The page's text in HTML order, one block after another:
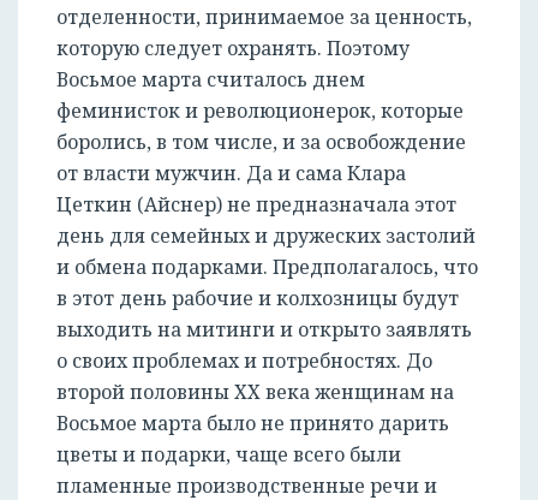
отделенности, принимаемое за ценность,
которую следует охранять. Поэтому
Восьмое марта считалось днем
феминисток и революционерок, которые
боролись, в том числе, и за освобождение
от власти мужчин. Да и сама Клара
Цеткин (Айснер) не предназначала этот
день для семейных и дружеских застолий
и обмена подарками. Предполагалось, что
в этот день рабочие и колхозницы будут
выходить на митинги и открыто заявлять
о своих проблемах и потребностях. До
второй половины ХХ века женщинам на
Восьмое марта было не принято дарить
цветы и подарки, чаще всего были
пламенные производственные речи и